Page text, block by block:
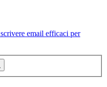
email efficaci per